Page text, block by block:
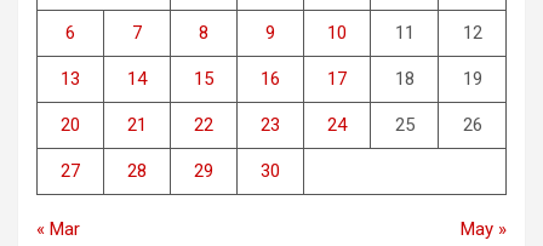
6 7 8 9 10 11 12
13 14 15 16 17 18 19
20 21 22 23 24 25 26
27 28 29 30
« Mar May »